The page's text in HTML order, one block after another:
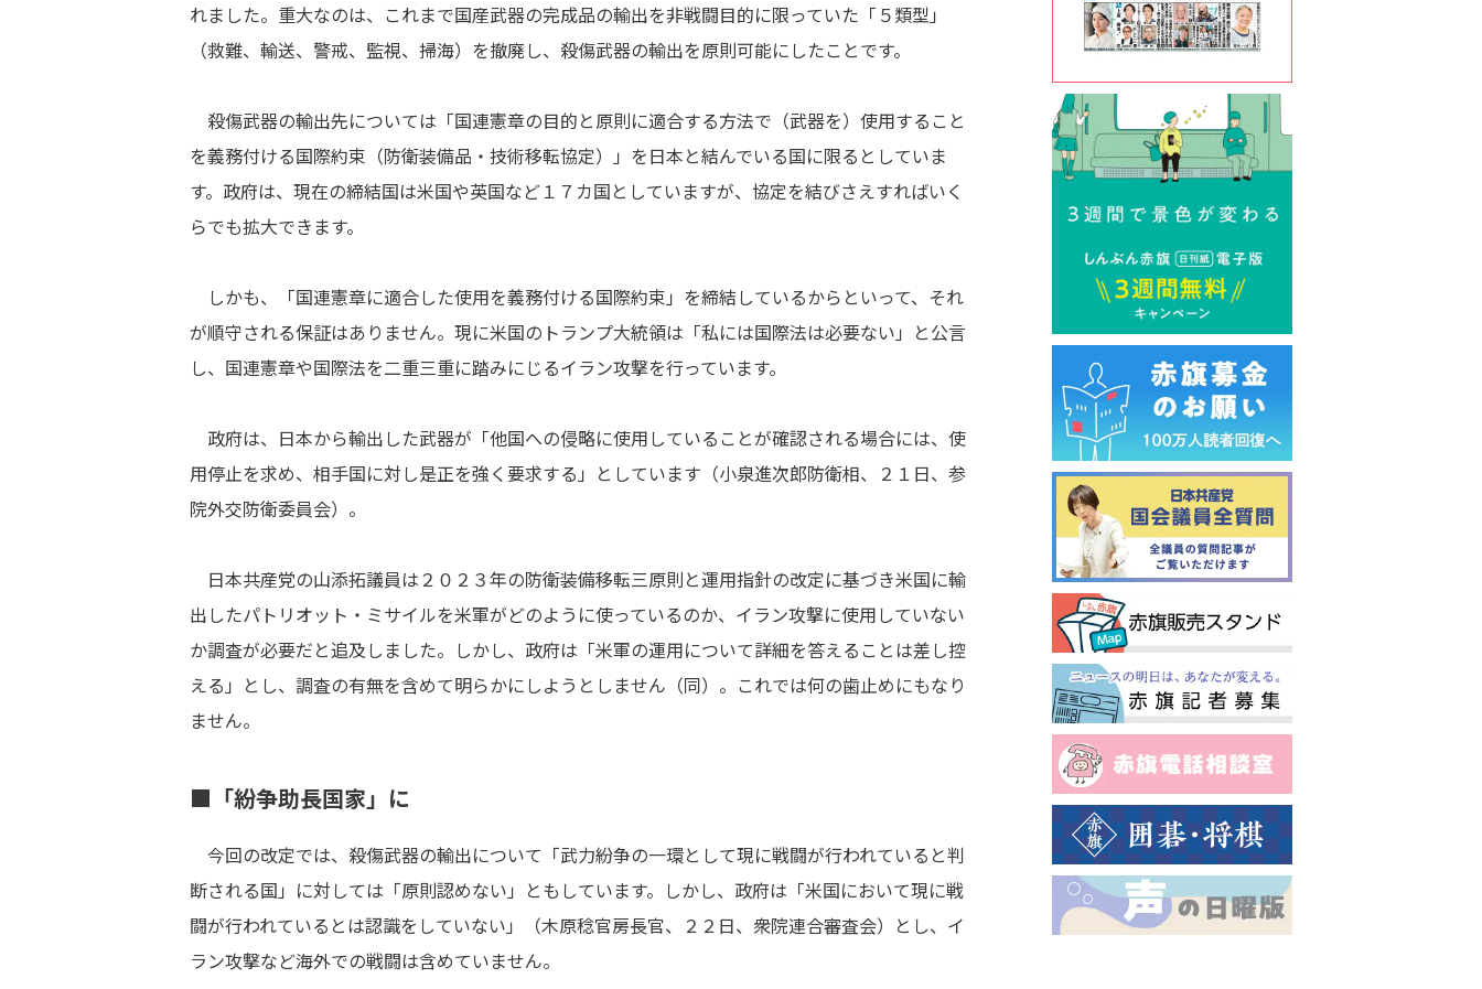
れました。重大なのは、これまで国産武器の完成品の輸出を非戦闘目的に限っていた「５類型」
（救難、輸送、警戒、監視、掃海）を撤廃し、殺傷武器の輸出を原則可能にしたことです。
殺傷武器の輸出先については「国連憲章の目的と原則に適合する方法で（武器を）使用すること
を義務付ける国際約束（防衛装備品・技術移転協定）」を日本と結んでいる国に限るとしていま
す。政府は、現在の締結国は米国や英国など１７カ国としていますが、協定を結びさえすればいく
らでも拡大できます。
しかも、「国連憲章に適合した使用を義務付ける国際約束」を締結しているからといって、それ
が順守される保証はありません。現に米国のトランプ大統領は「私には国際法は必要ない」と公言
し、国連憲章や国際法を二重三重に踏みにじるイラン攻撃を行っています。
政府は、日本から輸出した武器が「他国への侵略に使用していることが確認される場合には、使
用停止を求め、相手国に対し是正を強く要求する」としています（小泉進次郎防衛相、２１日、参
院外交防衛委員会）。
日本共産党の山添拓議員は２０２３年の防衛装備移転三原則と運用指針の改定に基づき米国に輸
出したパトリオット・ミサイルを米軍がどのように使っているのか、イラン攻撃に使用していない
か調査が必要だと追及しました。しかし、政府は「米軍の運用について詳細を答えることは差し控
える」とし、調査の有無を含めて明らかにしようとしません（同）。これでは何の歯止めにもなり
ません。
■「紛争助長国家」に
今回の改定では、殺傷武器の輸出について「武力紛争の一環として現に戦闘が行われていると判
断される国」に対しては「原則認めない」ともしています。しかし、政府は「米国において現に戦
闘が行われているとは認識をしていない」（木原稔官房長官、２２日、衆院連合審査会）とし、イ
ラン攻撃など海外での戦闘は含めていません。